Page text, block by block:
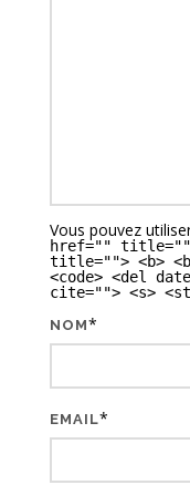
Vous pouvez
href=""
title=""> <b>
<code> <del
cite=""> <s>
NOM*
EMAIL*